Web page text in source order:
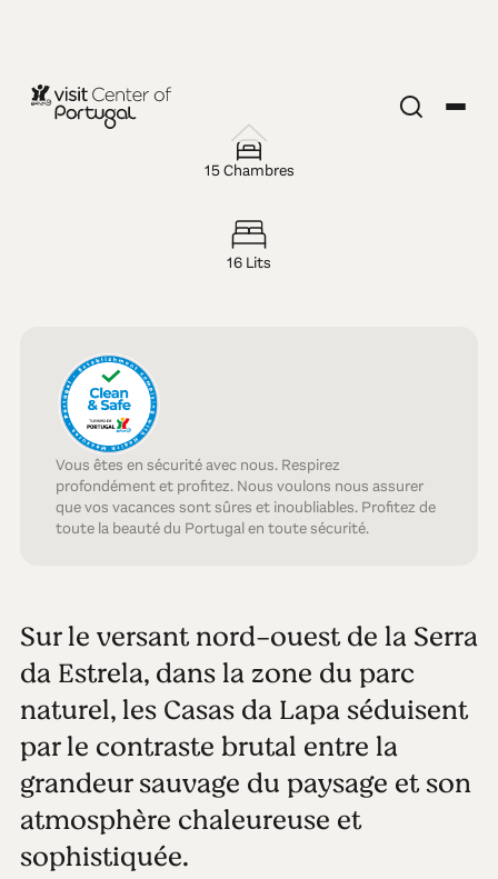
HÔTEL — 5 ÉTOILES
Casas da
Lapa, Nature
15 Chambres
16 Lits
Vous êtes en sécurité avec nous. Respirez
profondément et profitez. Nous voulons nous assurer
que vos vacances sont sûres et inoubliables. Profitez de
toute la beauté du Portugal en toute sécurité.
Sur le versant nord-ouest de la Serra
da Estrela, dans la zone du parc
naturel, les Casas da Lapa séduisent
par le contraste brutal entre la
grandeur sauvage du paysage et son
atmosphère chaleureuse et
sophistiquée.